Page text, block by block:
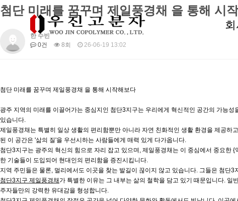
첨단 미래를 꿈꾸며 제일풍경채 을 통해 시
한 수빈
0건
8회 26-06-19 13:02
첨단 미래를 꿈꾸며 제일풍경채 을 통해 시작해보다
광주 지역의 미래를 이끌어가는 중심지인 첨단3지구는 우리에게 혁신적인 공간의 가능
있습니다.
제일풍경채는 특별히 일상 생활의 편리함뿐만 아니라 자연 친화적인 생활 환경을 제공
된 이 공간은 '삶의 질'을 우선시하는 사람들에게 매력 있게 다가옵니다.
첨단3지구는 광주의 혁신의 힘으로 자리 잡고 있으며, 제일풍경채는 이 중심에서 중요
한 기술들이 도입되어 현대인의 편리함을 증진시킵니다.
지역 주민들은 물론, 멀리에서도 이곳을 찾는 발길이 끊이지 않고 있습니다. 그들은 첨
첨단3지구 제일풍경채 가 특별한 이유는 그 내부는 삶의 철학을 담고 있기 때문입니다.
주자들만의 강력한 유대감을 형성합니다.